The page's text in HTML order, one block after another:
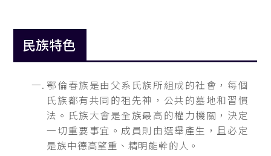
民族特色
鄂倫春族是由父系氏族所組成的社會，每個
氏族都有共同的祖先神，公共的墓地和習慣
法。氏族大會是全族最高的權力機關，決定
一切重要事宜。成員則由選舉產生，且必定
是族中德高望重、精明能幹的人。